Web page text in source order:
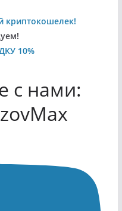
криптокошелек!
10%
с нами: